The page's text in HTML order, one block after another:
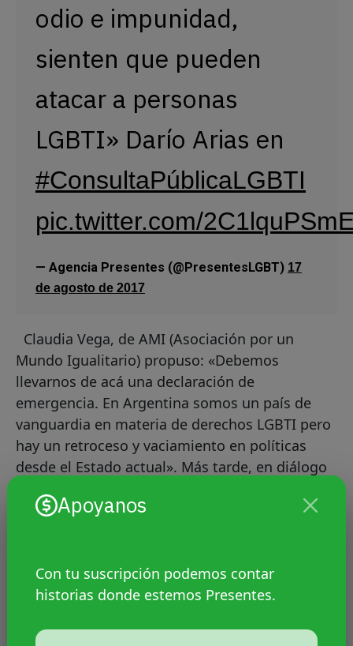
Apoyanos
Con tu suscripción podemos contar
historias donde estemos Presentes.
odio e impunidad,
sienten que pueden
atacar a personas
LGBTI» Darío Arias en
#ConsultaPúblicaLGBTI
pic.twitter.com/
— Agencia Presentes (@PresentesLGBT) 17
de agosto de 2017
Claudia Vega, de AMI (Asociación por un
Mundo Igualitario) propuso: «Debemos
llevarnos de acá una declaración de
emergencia. En Argentina somos un país de
vanguardia en materia de derechos LGBTI pero
hay un retroceso y vaciamiento en políticas
desde el Estado actual». Más tarde, en diálogo
la situación de retroceso de Argentina entre los